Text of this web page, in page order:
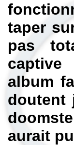
taper
pas
album
doutent
aurait